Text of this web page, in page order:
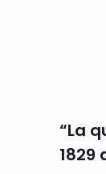
“La
1829